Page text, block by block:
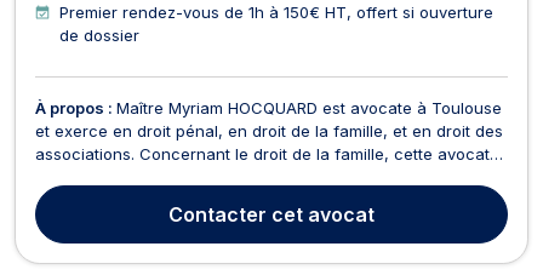
Premier rendez-vous de 1h à 150€ HT, offert si ouverture
de dossier
À propos : Maître Myriam HOCQUARD est avocate à Toulouse
et exerce en droit pénal, en droit de la famille, et en droit des
associations. Concernant le droit de la famille, cette avocate
divorce, à la séparation, à la modification de garde d’enfant
ou de la pension alimentaire. I...
Contacter cet avocat